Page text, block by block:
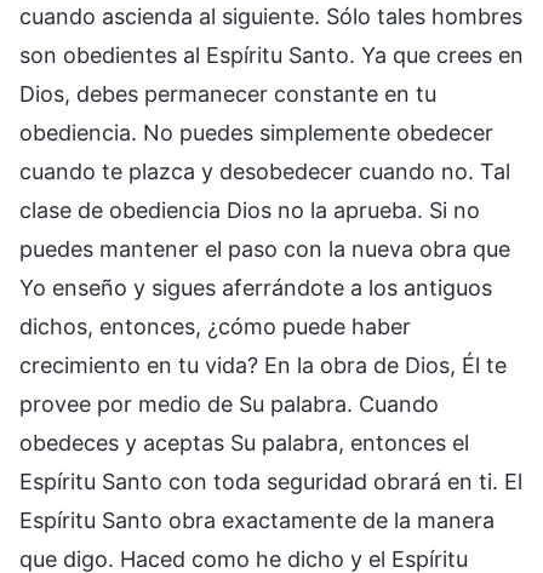
cuando ascienda al siguiente. Sólo tales hombres
son obedientes al Espíritu Santo. Ya que crees en
Dios, debes permanecer constante en tu
obediencia. No puedes simplemente obedecer
cuando te plazca y desobedecer cuando no. Tal
clase de obediencia Dios no la aprueba. Si no
puedes mantener el paso con la nueva obra que
Yo enseño y sigues aferrándote a los antiguos
dichos, entonces, ¿cómo puede haber
crecimiento en tu vida? En la obra de Dios, Él te
provee por medio de Su palabra. Cuando
obedeces y aceptas Su palabra, entonces el
Espíritu Santo con toda seguridad obrará en ti. El
Espíritu Santo obra exactamente de la manera
que digo. Haced como he dicho y el Espíritu